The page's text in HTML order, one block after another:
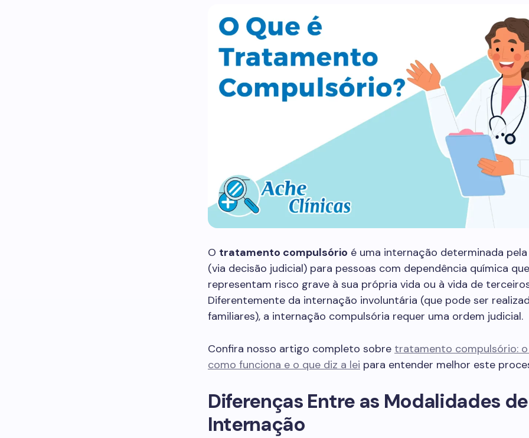
O tratamento compulsório é uma internação determinada
(via decisão judicial) para pessoas com dependência química que
representam risco grave à sua própria vida ou à vida de
Diferentemente da internação involuntária (que pode ser
familiares), a internação compulsória requer uma ordem judicial.
Confira nosso artigo completo sobre tratamento compulsório: o
como funciona e o que diz a lei para entender melhor este
Diferenças Entre as Modalidades de
Internação